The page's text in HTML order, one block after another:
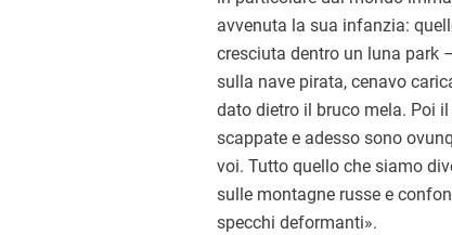
avvenuta la sua infanzia:
cresciuta dentro un luna park
sulla nave pirata, cenavo
dato dietro il bruco mela. Poi
scappate e adesso sono
voi. Tutto quello che siamo
sulle montagne russe e
specchi deformanti».